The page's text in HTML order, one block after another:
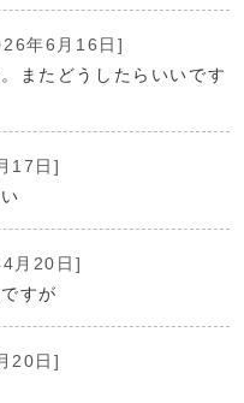
年6月16日]
またどうしたらいいです
17日]
月20日]
すが
20日]